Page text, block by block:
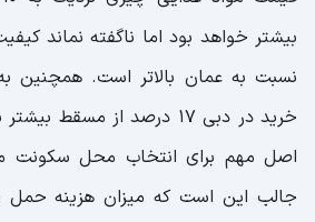
بیشتر خواهد بود اما ناگفته نماند
نسبت به عمان بالاتر است. همچنین
خرید در دبی ۱۷ درصد از
اصل مهم برای انتخاب محل
جالب این است که میزان هزینه‌